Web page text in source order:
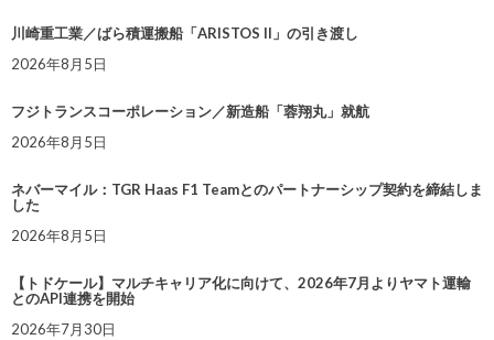
川崎重工業／ばら積運搬船「ARISTOS II」の引き渡し
2026年8月5日
フジトランスコーポレーション／新造船「蓉翔丸」就航
2026年8月5日
ネバーマイル：TGR Haas F1 Teamとのパートナーシップ契約を締結しま
した
2026年8月5日
【トドケール】マルチキャリア化に向けて、2026年7月よりヤマト運輸
とのAPI連携を開始
2026年7月30日